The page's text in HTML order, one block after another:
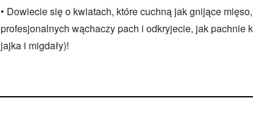
• Dowiecie się o kwiatach, które cuchną jak gnijące
profesjonalnych wąchaczy pach i odkryjecie, jak pachnie
jajka i migdały)!